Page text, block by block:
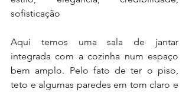
sofisticação
Aqui temos uma sala de jantar
integrada com a cozinha num espaço
bem amplo. Pelo fato de ter o piso,
teto e algumas paredes em tom claro e